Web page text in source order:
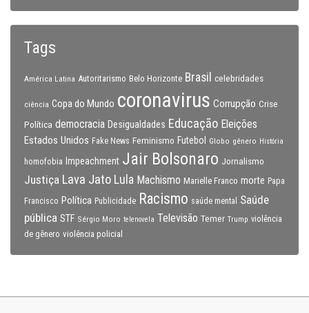
Tags
América Latina Autoritarismo Belo Horizonte Brasil celebridades
ciência Copa do Mundo coronavirus Corrupção Crise
Política democracia Desigualdades Educação Eleições
Estados Unidos Fake News Feminismo Futebol Globo gênero História
homofobia Impeachment Jair Bolsonaro Jornalismo
Justiça Lava Jato Lula Machismo Marielle Franco morte Papa
Francisco Política Publicidade Racismo saúde mental
Saúde
pública STF Sérgio Moro telenovela Televisão Temer Trump violência
de gênero violência policial